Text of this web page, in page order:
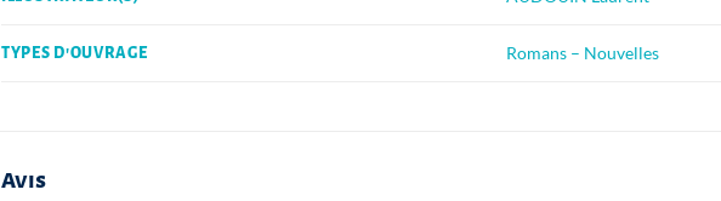
TYPES D'OUVRAGE Romans – Nouvelles
Avis